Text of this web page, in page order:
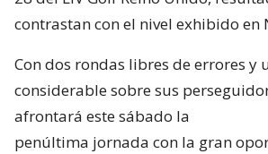
contrastan con el nivel exhibido en
Con dos rondas libres de errores y
considerable sobre sus
afrontará este sábado la
penúltima jornada con la gran